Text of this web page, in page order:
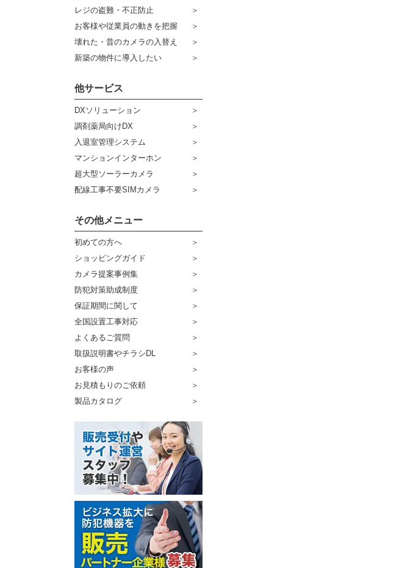
ケーブル
コネクター
その他周辺機器
センサーライト・アラーム
防犯ステッカー
宅配ボックス
販売終了商品
レジの盗難・不正防止
お客様や従業員の動きを把握
壊れた・昔のカメラの入替え
新築の物件に導入したい
他サービス
DXソリューション
調剤薬局向けDX
入退室管理システム
マンションインターホン
超大型ソーラーカメラ
配線工事不要SIMカメラ
その他メニュー
初めての方へ
ショッピングガイド
カメラ提案事例集
防犯対策助成制度
保証期間に関して
全国設置工事対応
よくあるご質問
取扱説明書やチラシDL
お客様の声
お見積もりのご依頼
製品カタログ